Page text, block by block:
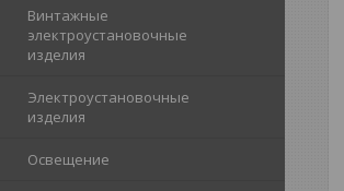
Винтажные
электроустановочные
изделия
Электроустановочные
изделия
Освещение